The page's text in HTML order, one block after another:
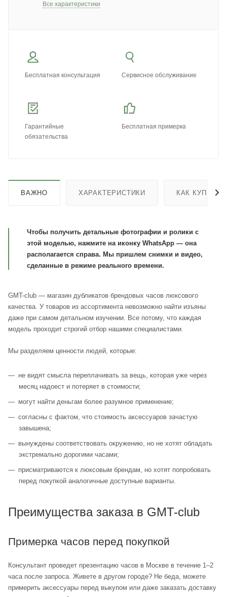
Все характеристики
Бесплатная консультация Сервисное обслуживание
Гарантийные
обязательства
Бесплатная примерка
ВАЖНО ХАРАКТЕРИСТИКИ КАК КУПИТЬ
Чтобы получить детальные фотографии и ролики с
этой моделью, нажмите на иконку WhatsApp — она
располагается справа. Мы пришлем снимки и видео,
сделанные в режиме реального времени.
GMT-club — магазин дубликатов брендовых часов люксового
качества. У товаров из ассортимента невозможно найти изъяны
даже при самом детальном изучении. Все потому, что каждая
модель проходит строгий отбор нашими специалистами.
Мы разделяем ценности людей, которые:
не видят смысла переплачивать за вещь, которая уже через
месяц надоест и потеряет в стоимости;
могут найти деньгам более разумное применение;
согласны с фактом, что стоимость аксессуаров зачастую
завышена;
вынуждены соответствовать окружению, но не хотят обладать
экстремально дорогими часами;
присматриваются к люксовым брендам, но хотят попробовать
перед покупкой аналогичные доступные варианты.
Преимущества заказа в GMT-club
Примерка часов перед покупкой
Консультант проведет презентацию часов в Москве в течение 1–2
часа после запроса. Живете в другом городе? Не беда, можете
примерить аксессуары перед выкупом или даже заказать доставку